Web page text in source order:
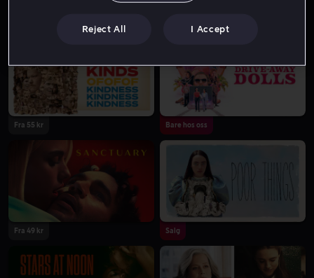
Fra 55 kr Bare hos oss
Fra 49 kr Salg
Reject All I Accept